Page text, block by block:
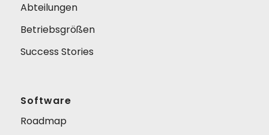
Abteilungen
Betriebsgrößen
Success Stories
Software
Roadmap